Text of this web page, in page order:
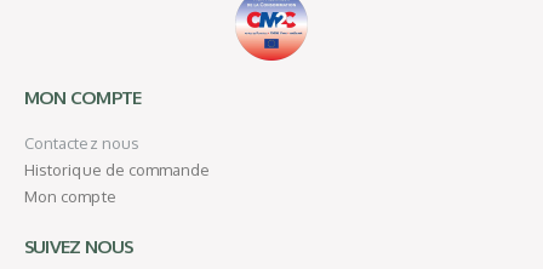
MON COMPTE
Contactez nous
Historique de commande
Mon compte
SUIVEZ NOUS